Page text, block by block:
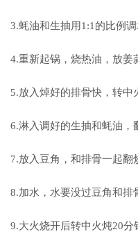
3.蚝油和生抽用1:1的比例调
4.重新起锅，烧热油，放姜
5.放入焯好的排骨快，转中
6.淋入调好的生抽和蚝油，
7.放入豆角，和排骨一起翻
8.加水，水要没过豆角和排
9.大火烧开后转中火炖20分